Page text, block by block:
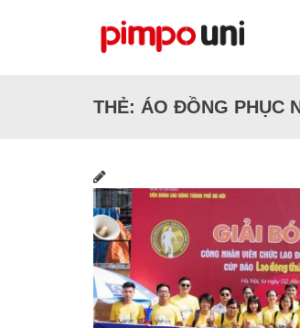
THẺ: ÁO ĐỒNG PHỤC